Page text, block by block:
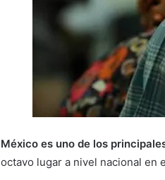
México es uno de los
octavo lugar a nivel nacional en